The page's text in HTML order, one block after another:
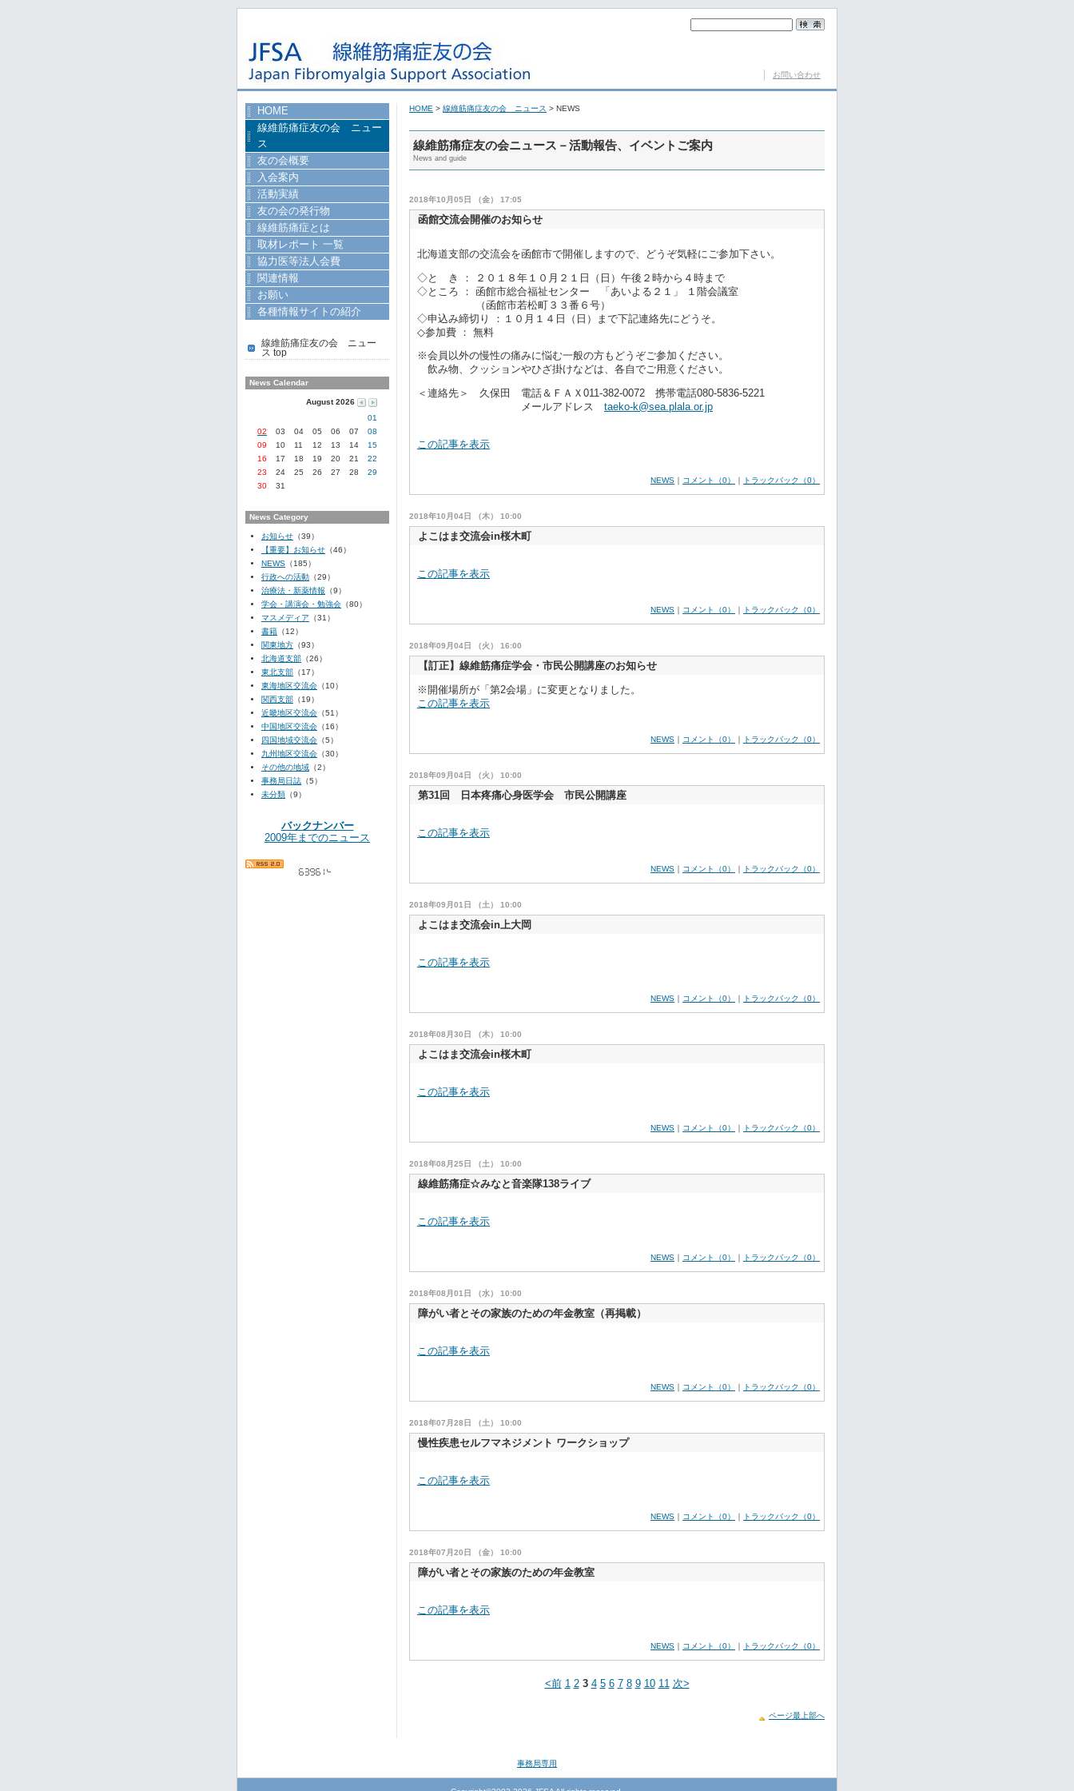
お問い合わせ
HOME > 線維筋痛症友の会 ニュース > NEWS
線維筋痛症友の会ニュース－活動報告、イベントご案内
News and guide
2018年10月05日 （金） 17:05
函館交流会開催のお知らせ
北海道支部の交流会を函館市で開催しますので、どうぞ気軽にご参加下さい。
◇と き ： ２０１８年１０月２１日（日）午後２時から４時まで
◇ところ ： 函館市総合福祉センター 「あいよる２１」 １階会議室
（函館市若松町３３番６号）
◇申込み締切り ：１０月１４日（日）まで下記連絡先にどうそ。
◇参加費 ： 無料
※会員以外の慢性の痛みに悩む一般の方もどうぞご参加ください。
飲み物、クッションやひざ掛けなどは、各自でご用意ください。
＜連絡先＞ 久保田 電話＆ＦＡＸ011-382-0072 携帯電話080-5836-5221
メールアドレス taeko-k@sea.plala.or.jp
この記事を表示
NEWS ｜ コメント（0） ｜ トラックバック（0）
2018年10月04日 （木） 10:00
よこはま交流会in桜木町
この記事を表示
NEWS ｜ コメント（0） ｜ トラックバック（0）
2018年09月04日 （火） 16:00
【訂正】線維筋痛症学会・市民公開講座のお知らせ
※開催場所が「第2会場」に変更となりました。
この記事を表示
NEWS ｜ コメント（0） ｜ トラックバック（0）
2018年09月04日 （火） 10:00
第31回 日本疼痛心身医学会 市民公開講座
この記事を表示
NEWS ｜ コメント（0） ｜ トラックバック（0）
2018年09月01日 （土） 10:00
よこはま交流会in上大岡
この記事を表示
NEWS ｜ コメント（0） ｜ トラックバック（0）
2018年08月30日 （木） 10:00
よこはま交流会in桜木町
この記事を表示
NEWS ｜ コメント（0） ｜ トラックバック（0）
2018年08月25日 （土） 10:00
線維筋痛症☆みなと音楽隊138ライブ
この記事を表示
NEWS ｜ コメント（0） ｜ トラックバック（0）
2018年08月01日 （水） 10:00
障がい者とその家族のための年金教室（再掲載）
この記事を表示
NEWS ｜ コメント（0） ｜ トラックバック（0）
2018年07月28日 （土） 10:00
慢性疾患セルフマネジメント ワークショップ
この記事を表示
NEWS ｜ コメント（0） ｜ トラックバック（0）
2018年07月20日 （金） 10:00
障がい者とその家族のための年金教室
この記事を表示
NEWS ｜ コメント（0） ｜ トラックバック（0）
<前 1 2 3 4 5 6 7 8 9 10 11 次>
HOME
線維筋痛症友の会 ニュー
ス
友の会概要
入会案内
活動実績
友の会の発行物
線維筋痛症とは
取材レポート 一覧
協力医等法人会費
関連情報
お願い
各種情報サイトの紹介
線維筋痛症友の会 ニュー
ス top
News Calendar
August 2026
01
02
03 04 05 06 07
08
09
10 11 12 13 14
15
16
17 18 19 20 21
22
23
24 25 26 27 28
29
30
31
News Category
お知らせ （39）
【重要】お知らせ （46）
NEWS （185）
行政への活動 （29）
治療法・新薬情報 （9）
学会・講演会・勉強会 （80）
マスメディア （31）
書籍 （12）
関東地方 （93）
北海道支部 （26）
東北支部 （17）
東海地区交流会 （10）
関西支部 （19）
近畿地区交流会 （51）
中国地区交流会 （16）
四国地域交流会 （5）
九州地区交流会 （30）
その他の地域 （2）
事務局日誌 （5）
未分類 （9）
バックナンバー
2009年までのニュース
ページ最上部へ
事務局専用